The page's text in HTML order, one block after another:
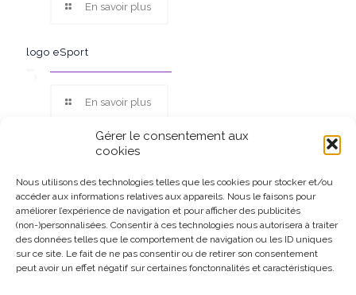
Gérer le consentement aux
cookies
Nous utilisons des technologies telles que les cookies pour stocker et/ou
accéder aux informations relatives aux appareils. Nous le faisons pour
améliorer l’expérience de navigation et pour afficher des publicités
(non-)personnalisées. Consentir à ces technologies nous autorisera à traiter
des données telles que le comportement de navigation ou les ID uniques
sur ce site. Le fait de ne pas consentir ou de retirer son consentement
peut avoir un effet négatif sur certaines fonctonnalités et caractéristiques.
En savoir plus
logo eSport
En savoir plus
Ce site participe au Programme Partenaires d’Amazon EU, un
programme d’affiliation conçu pour permettre à des sites de
percevoir une rémunération grâce à la création de liens vers
Amazon.fr.